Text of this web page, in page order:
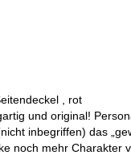
, rot
und original!
inbegriffen) das
noch mehr Charakter